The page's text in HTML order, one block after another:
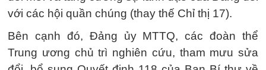
với các hội quần chúng (thay thế Chỉ thị 17).
Bên cạnh đó, Đảng ủy MTTQ, các đoàn thể
Trung ương chủ trì nghiên cứu, tham mưu sửa